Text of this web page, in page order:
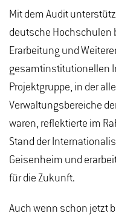
Mit dem Audit
deutsche Hochschulen
Erarbeitung und
gesamtinstitutionellen
Projektgruppe, in der
Verwaltungsbereiche
waren, reflektierte im
Stand der
Geisenheim und
für die Zukunft.
Auch wenn schon jetzt